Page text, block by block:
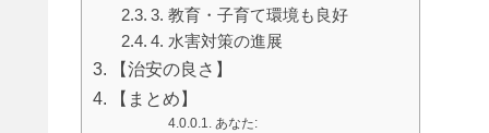
3. 教育・子育て環境も良好
4. 水害対策の進展
【治安の良さ】
【まとめ】
あなた: